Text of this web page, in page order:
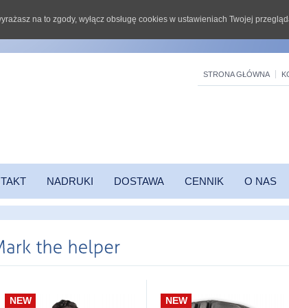
STRONA GŁÓWNA
NADRUKI DOSTAWA CENNIK O NAS
NEW NEW
na to zgody, wyłącz obsługę cookies w ustawieniach Twojej